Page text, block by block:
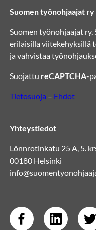
Suomen työnohjaajat ry
Suomen työnohjaajat ry,
erilaisilla viitekehyksillä
ja vahvistaa
Suojattu reCAPTCHA-
Tietosuoja – Ehdot
Yhteystiedot
Lönnrotinkatu 25 A, 5.
00180 Helsinki